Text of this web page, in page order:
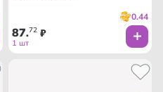
0.44
87.72 ₽
1 шт